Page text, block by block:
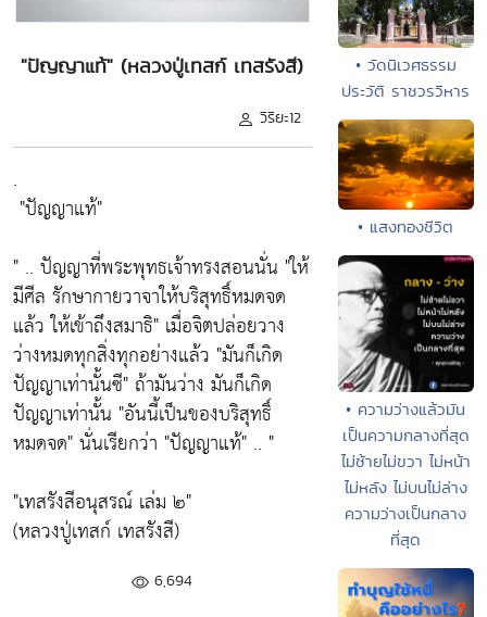
"ปัญญาแท้" (หลวงปู่เทสก์ เทสรังสี)
วิริยะ12
.
"ปัญญาแท้"
" .. ปัญญาที่พระพุทธเจ้าทรงสอนนั่น "ให้
มีศีล รักษากายวาจาให้บริสุทธิ์หมดจด
แล้ว ให้เข้าถึงสมาธิ" เมื่อจิตปล่อยวาง
ว่างหมดทุกสิ่งทุกอย่างแล้ว "มันก็เกิด
ปัญญาเท่านั้นซี"ถ้ามันว่าง มันก็เกิด
ปัญญาเท่านั้น "อันนี้เป็นของบริสุทธิ์
หมดจด"นั่นเรียกว่า "ปัญญาแท้" .. "
"เทสรังสีอนุสรณ์ เล่ม ๒"
(หลวงปู่เทสก์ เทสรังสี)
6,694
• วัดนิเวศธรรม
ประวัติ ราชวรวิหาร
• แสงทองชีวิต
• ความว่างแล้วมัน
เป็นความกลางที่สุด
ไม่ซ้ายไม่ขวา ไม่หน้า
ไม่หลัง ไม่บนไม่ล่าง
ความว่างเป็นกลาง
ที่สุด